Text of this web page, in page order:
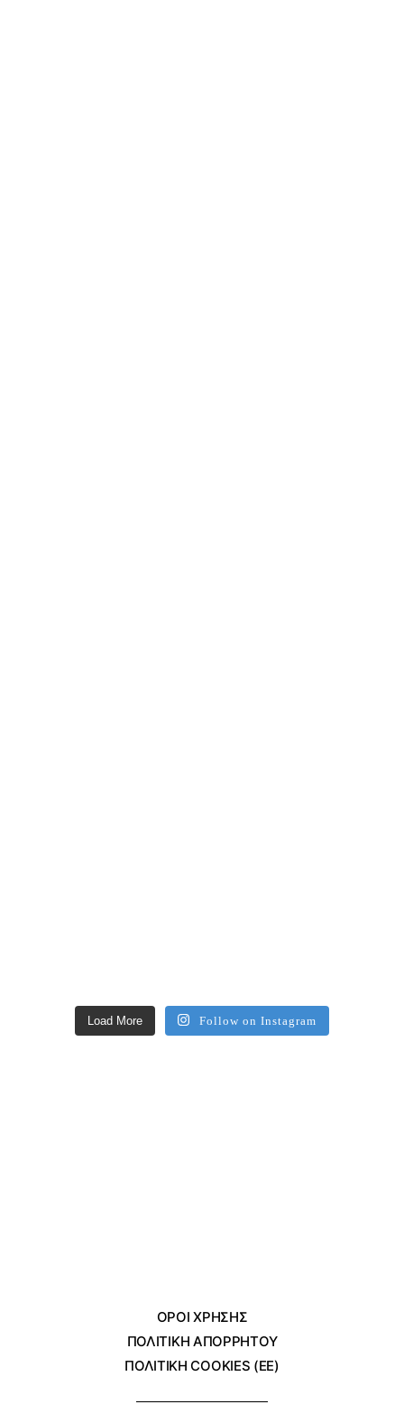
Load More Follow on Instagram
ΌΡΟΙ ΧΡΗΣΗΣ
ΠΟΛΙΤΙΚΗ ΑΠΟΡΡΗΤΟΥ
ΠΟΛΙΤΙΚΗ COOKIES (ΕΕ)